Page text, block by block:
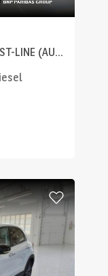
2019 5P SUV 1.5 ECOBLUE 120CV ST-LINE (AUTOCARRO)